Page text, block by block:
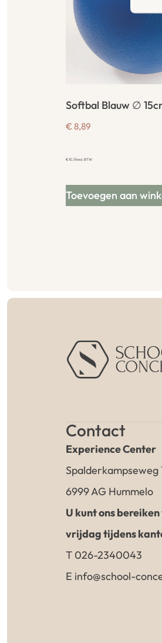
Softbal Blauw ∅
€ 8,89
€10,76incl. BTW
Toevoegen aan
Contact
Experience Center
Spalderkampseweg
6999 AG Hummelo
U kunt ons
vrijdag tijdens
T 026-2340043
E info@school-